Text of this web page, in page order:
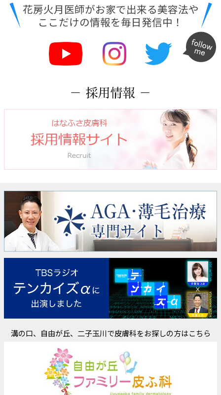
花房火月医師がお家で出来る美容法や
ここだけの情報を毎日発信中！
溝の口、自由が丘、二子玉川で皮膚科をお探しの方はこちら